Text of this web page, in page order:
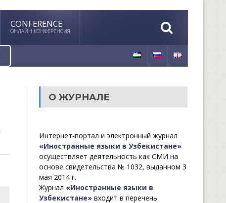
CONFERENCE
ОНЛАЙН КОНФЕРЕНСИЯ
О ЖУРНАЛЕ
Интернет-портал и электронный журнал
«Иностранные языки в Узбекистане»
осуществляет деятельность как СМИ на
основе свидетельства № 1032, выданном 3
мая 2014 г.
Журнал «Иностранные языки в
Узбекистане»входит в перечень